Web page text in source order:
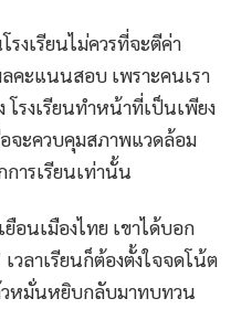
รงเรียนไม่ควรที่จะตีค่า
คะแนนสอบ เพราะคนเรา
โรงเรียนทำหน้าที่เป็นเพียง
จะควบคุมสภาพแวดล้อม
การเรียนเท่านั้น
อนเมืองไทย เขาได้บอก
วลาเรียนก็ต้องตั้งใจจดโน้ต
หมั่นหยิบกลับมาทบทวน